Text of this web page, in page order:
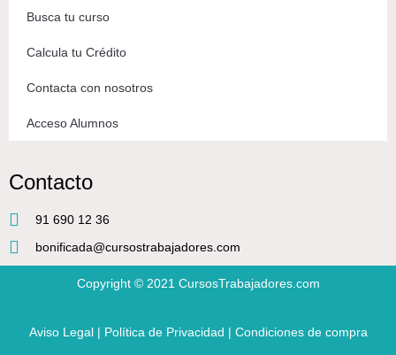
Busca tu curso
Calcula tu Crédito
Contacta con nosotros
Acceso Alumnos
Contacto
91 690 12 36
bonificada@cursostrabajadores.com
Copyright © 2021 CursosTrabajadores.com
Aviso Legal| Política de Privacidad | Condiciones de compra